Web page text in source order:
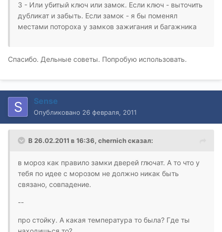
3 - Или убитый ключ или замок. Если ключ - выточить
дубликат и забыть. Если замок - я бы поменял
местами потороха у замков зажигания и багажника
Спасибо. Дельные советы. Попробую использовать.
Sense
Опубликовано 26 февраля, 2011
В 26.02.2011 в 16:36, chernich сказал:
в мороз как правило замки дверей глючат. А то что у
тебя по идее с морозом не должно никак быть
связано, совпадение.
--
про стойку. А какая температура то была? Где ты